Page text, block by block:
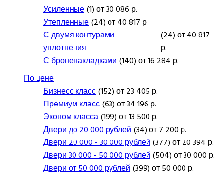
Усиленные(1) от 30 086 р.
Утепленные(24) от 40 817 р.
С двумя контурами
уплотнения
(24) от 40 817
р.
С броненакладками(140) от 16 284 р.
По цене
Бизнесс класс(152) от 23 405 р.
Премиум класс(63) от 34 196 р.
Эконом класса(199) от 13 500 р.
Двери до 20 000 рублей(34) от 7 200 р.
Двери 20 000 - 30 000 рублей(377) от 20 394 р.
Двери 30 000 - 50 000 рублей(504) от 30 000 р.
Двери от 50 000 рублей(399) от 50 000 р.